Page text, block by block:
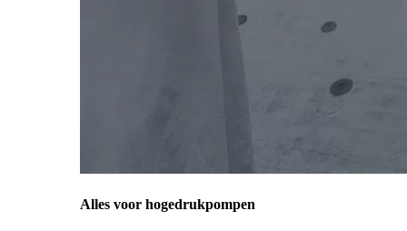
Alles voor hogedrukpompen